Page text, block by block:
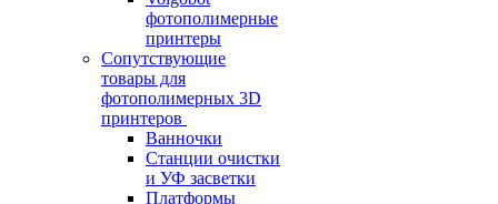
фотополимерные
принтеры
Сопутствующие
товары для
фотополимерных 3D
принтеров
Ванночки
Станции очистки
и УФ засветки
Платформы